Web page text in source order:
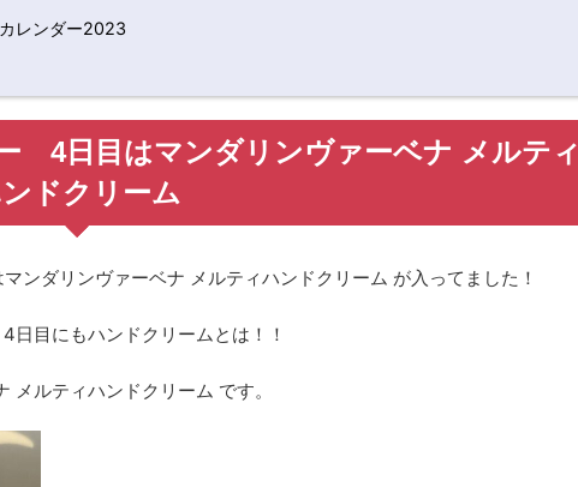
レンダー2023
4日目はマンダリンヴァーベナ メルティ
ドクリーム
ンダリンヴァーベナ メルティハンドクリーム が入ってました！
日目にもハンドクリームとは！！
ルティハンドクリーム です。